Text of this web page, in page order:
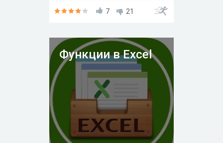
7 21
Функции в Excel